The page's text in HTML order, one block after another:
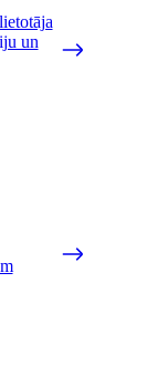
un